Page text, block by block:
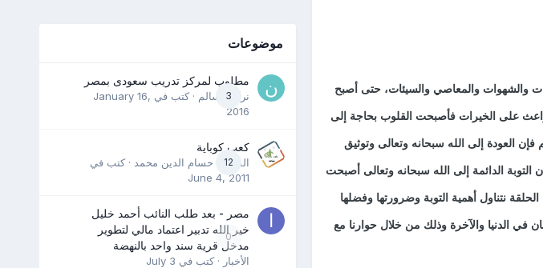
والشهوات والمعاصي والسيئات، حتى أصبح
على الخيرات فأصبحت القلوب بحاجة إلى
العودة إلى الله سبحانه وتعالى وتوثيق
الدائمة إلى الله سبحانه وتعالى أصبحت
نتناول أهمية التوبة وضرورتها وفضلها
في الدنيا والآخرة وذلك من خلال حوارنا مع
موضوعات
3
مطلوب لمركز تدريب سعودى بمصر
نرمين سالم · كتب في January 16,
2016
12
كعب كوباية
المدرب حسام الدين محمد · كتب في
June 4, 2011
0
مصر - بعد طلب النائب أحمد خليل
خير الله تدبير اعتماد مالي لتطوير
مدخل قرية سند واحد بالنهضة
الأخبار · كتب في July 3